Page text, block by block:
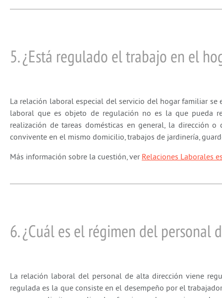
5. ¿Está regulado el trabajo en el
La relación laboral especial del servicio del hogar familiar
laboral que es objeto de regulación no es la que pueda
realización de tareas domésticas en general, la dirección
convivente en el mismo domicilio, trabajos de jardinería,
Más información sobre la cuestión, ver Relaciones Laborales
6. ¿Cuál es el régimen del personal
La relación laboral del personal de alta dirección viene
regulada es la que consiste en el desempeño por el